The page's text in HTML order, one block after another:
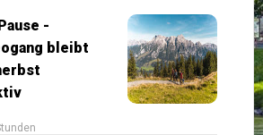
-
bleibt